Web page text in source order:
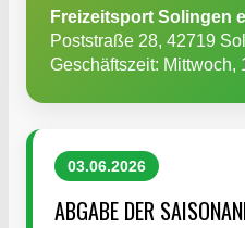
Freizeitsport Solingen
Poststraße 28, 42719
Geschäftszeit: Mittwoch,
03.06.2026
ABGABE DER